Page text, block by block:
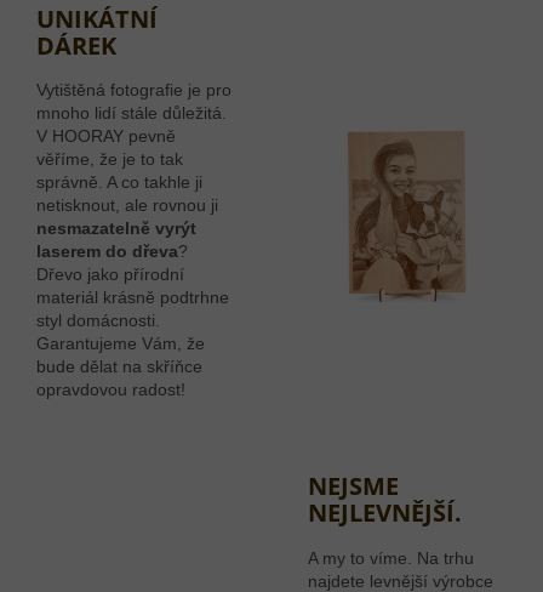
UNIKÁTNÍ
DÁREK
Vytištěná fotografie je pro
mnoho lidí stále důležitá.
V HOORAY pevně
věříme, že je to tak
správně. A co takhle ji
netisknout, ale rovnou ji
nesmazatelně vyrýt
laserem do dřeva?
Dřevo jako přírodní
materiál krásně podtrhne
styl domácnosti.
Garantujeme Vám, že
bude dělat na skříňce
opravdovou radost!
NEJSME
NEJLEVNĚJŠÍ.
A my to víme. Na trhu
najdete levnější výrobce